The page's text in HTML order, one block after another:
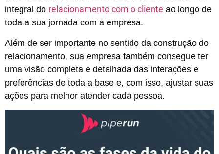
integral do relacionamento com o cliente ao longo de
toda a sua jornada com a empresa.
Além de ser importante no sentido da construção do
relacionamento, sua empresa também consegue ter
uma visão completa e detalhada das interações e
preferências de toda a base e, com isso, ajustar suas
ações para melhor atender cada pessoa.